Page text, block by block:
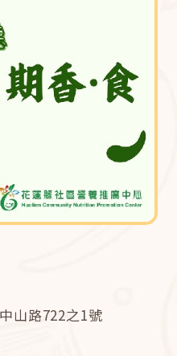
山路722之1號